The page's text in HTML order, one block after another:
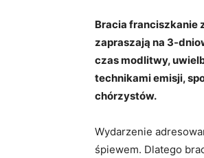
Bracia franciszkanie
zapraszają na 3-
czas modlitwy,
technikami emisji,
chórzystów.
Wydarzenie
śpiewem. Dlatego